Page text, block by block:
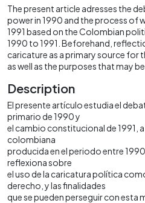
The present article adresses the
power in 1990 and the process of
1991 based on the Colombian
1990 to 1991. Beforehand,
caricature as a primary source for
as well as the purposes that may
Description
El presente artículo estudia el
primario de 1990 y
el cambio constitucional de 1991,
colombiana
producida en el periodo entre 1990
reflexiona sobre
el uso de la caricatura política
derecho, y las finalidades
que se pueden perseguir con esta